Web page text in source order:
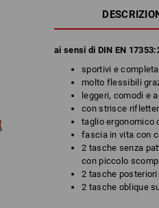
ai sensi di DIN EN
sportivi e
molto flessibili
leggeri, comodi e
con strisce
taglio ergonomico
fascia in vita con
2 tasche senza
con piccolo
2 tasche
2 tasche oblique